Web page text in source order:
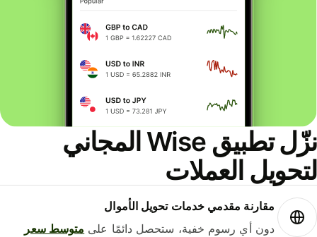
نزّل تطبيق Wise المجاني
العملات
مقارنة مقدمي خدمات تحويل الأموال
دون أي رسوم خفية، ستحصل دائمًا علىمتوسط ​​سعر